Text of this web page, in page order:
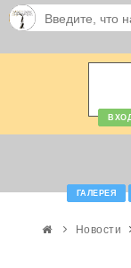
ГАЛЕРЕЯ
Новости